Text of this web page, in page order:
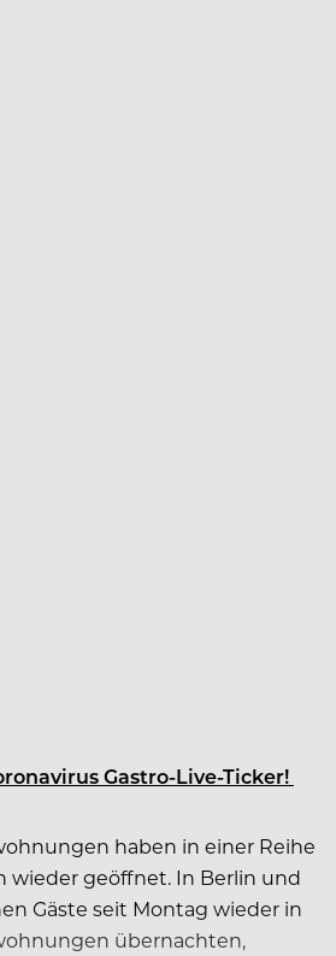
Gastro-Live-Ticker!
haben in einer Reihe
wieder geöffnet. In Berlin und
Gäste seit Montag wieder in
übernachten,